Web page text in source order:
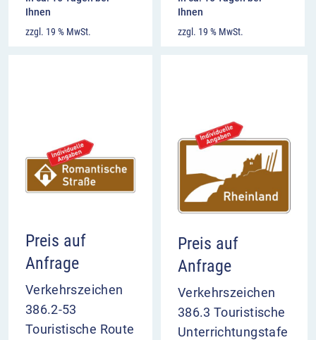
Ihnen
zzgl. 19 % MwSt.
Ihnen
zzgl. 19 % MwSt.
Preis auf
Anfrage
Verkehrszeichen
386.2-53
Touristische Route
Preis auf
Anfrage
Verkehrszeichen
386.3 Touristische
Unterrichtungstafe